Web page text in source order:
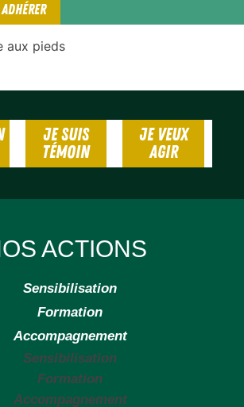
ADHÉRER
JE SUIS
TÉMOIN
JE VEUX
AGIR
ACTIONS
Sensibilisation
Formation
Accompagnement
Sensibilisation
Formation
Accompagnement